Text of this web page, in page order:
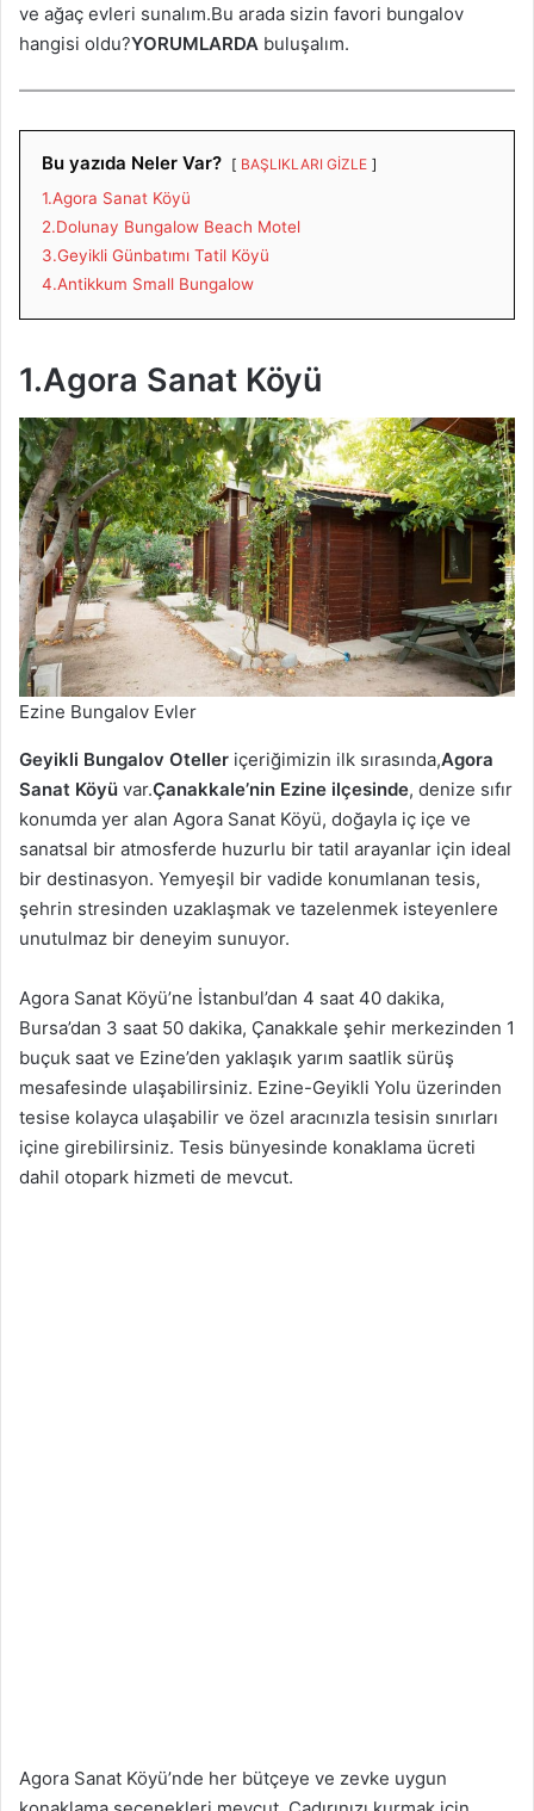
ve ağaç evleri sunalım.Bu arada sizin favori bungalov
hangisi oldu?YORUMLARDA buluşalım.
Bu yazıda Neler Var? BAŞLIKLARI GİZLE
1.Agora Sanat Köyü
2.Dolunay Bungalow Beach Motel
3.Geyikli Günbatımı Tatil Köyü
4.Antikkum Small Bungalow
1.Agora Sanat Köyü
Ezine Bungalov Evler
Geyikli Bungalov Oteller içeriğimizin ilk sırasında,Agora
Sanat Köyü var.Çanakkale’nin Ezine ilçesinde, denize sıfır
konumda yer alan Agora Sanat Köyü, doğayla iç içe ve
sanatsal bir atmosferde huzurlu bir tatil arayanlar için ideal
bir destinasyon. Yemyeşil bir vadide konumlanan tesis,
şehrin stresinden uzaklaşmak ve tazelenmek isteyenlere
unutulmaz bir deneyim sunuyor.
Agora Sanat Köyü’ne İstanbul’dan 4 saat 40 dakika,
Bursa’dan 3 saat 50 dakika, Çanakkale şehir merkezinden 1
buçuk saat ve Ezine’den yaklaşık yarım saatlik sürüş
mesafesinde ulaşabilirsiniz. Ezine-Geyikli Yolu üzerinden
tesise kolayca ulaşabilir ve özel aracınızla tesisin sınırları
içine girebilirsiniz. Tesis bünyesinde konaklama ücreti
dahil otopark hizmeti de mevcut.
Agora Sanat Köyü’nde her bütçeye ve zevke uygun